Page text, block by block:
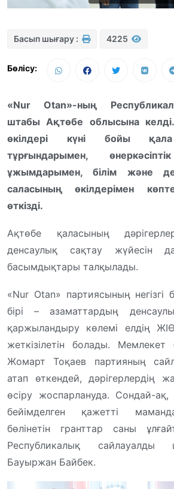
Басып шығару : 4225
Бөлісу:
«Nur Otan»-ның
штабы Ақтөбе облысына
өкілдері күні бойы
тұрғындарымен,
ұжымдарымен, білім және
саласының өкілдерімен
өткізді.
Ақтөбе қаласының
денсаулық сақтау жүйесін
басымдықтары талқылады.
«Nur Otan» партиясының
бірі – азаматтардың
қаржыландыру көлемі елдің
жеткізілетін болады.
Жомарт Тоқаев партияның
атап өткендей, дәрігерлердің
өсіру жоспарлануда. Сондай-ақ,
бейімделген қажетті
бөлінетін гранттар саны
Республикалық сайлауалды
Бауыржан Байбек.